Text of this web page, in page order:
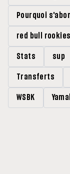
Pourquoi
red bull
Stats sup
Transferts
WSBK